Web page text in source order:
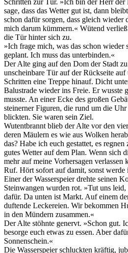
sage, dass das Wetter gut ist, dann
schon dafür sorgen, dass gleich wieder
mich darum kümmern.« Wütend
die Tür hinter sich zu.
»Ich frage mich, was das schon wieder
geplant. Ich muss das unterbinden.«
Der Alte ging auf den Dom der Stadt
unscheinbare Tür auf der Rückseite
Schritten eine Treppe hinauf. Dicht
Balustrade wieder ins Freie. Er wusste
musste. An einer Ecke des großen
steinerner Figuren, die rund um die
blickten. Sie waren sein Ziel.
Wutentbrannt blieb der Alte vor den
deren Mäulern es wie aus Wolken
das? Habe ich euch gestattet, es regnen
gutes Wetter auf dem Plan. Wenn sich
mehr auf meine Vorhersagen verlassen
Ruf. Hört sofort auf damit, sonst werde
Einer der Wasserspeier drehte seinen
Steinwangen wurden rot. »Tut uns
dafür. Da unten ist Markt. Auf einem
duftende Leckereien. Wir bekommen
in den Mündern zusammen.«
Der Alte stöhnte genervt. »Schon gut.
besorge euch etwas zu essen. Aber
Sonnenschein.«
Die Wasserspeier schluckten kräftig,